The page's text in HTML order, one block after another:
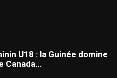
U18 : la Guinée domine
Canada…